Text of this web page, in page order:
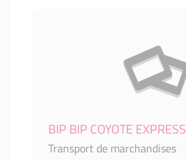
BIP BIP COYOTE EXPRESS
Transport de marchandises